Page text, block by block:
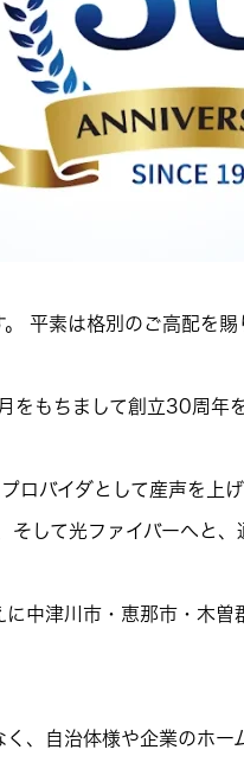
平素は格別のご高配を賜
もちまして創立30周年を
バイダとして産声を上
して光ファイバーへと
中津川市・恵那市・木
、自治体様や企業のホ